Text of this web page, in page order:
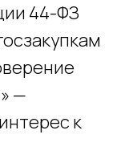
44-ФЗ
—
к